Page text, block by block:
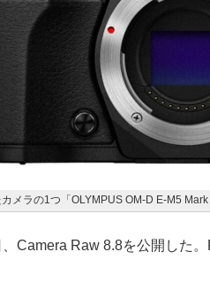
メラの1つ「OLYMPUS OM-D E-M5 Mark
Camera Raw 8.8を公開した